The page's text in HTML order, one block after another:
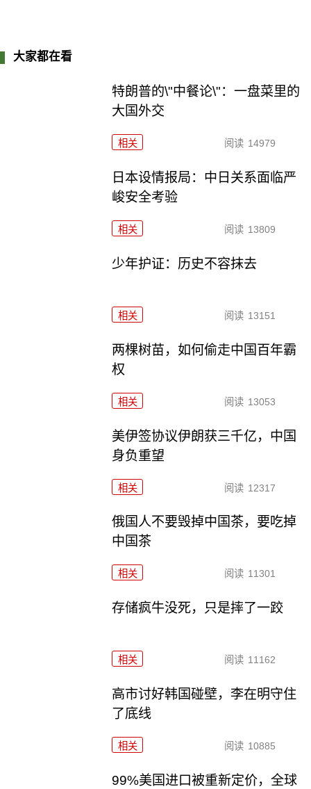
大家都在看
特朗普的\"中餐论\"：一盘菜里的
大国外交
相关 阅读 14979
日本设情报局：中日关系面临严
峻安全考验
相关 阅读 13809
少年护证：历史不容抹去
相关 阅读 13151
两棵树苗，如何偷走中国百年霸
权
相关 阅读 13053
美伊签协议伊朗获三千亿，中国
身负重望
相关 阅读 12317
俄国人不要毁掉中国茶，要吃掉
中国茶
相关 阅读 11301
存储疯牛没死，只是摔了一跤
相关 阅读 11162
高市讨好韩国碰壁，李在明守住
了底线
相关 阅读 10885
99%美国进口被重新定价，全球